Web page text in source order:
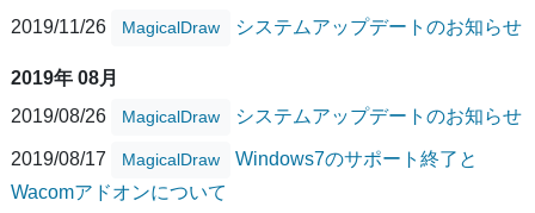
2019/11/26
MagicalDraw システムアップデートのお知らせ
2019年 08月
2019/08/26
MagicalDraw システムアップデートのお知らせ
2019/08/17 MagicalDraw
Windows7のサポート終了と
Wacomアドオンについて